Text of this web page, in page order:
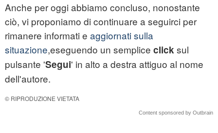
Anche per oggi abbiamo concluso, nonostante
ciò, vi proponiamo di continuare a seguirci per
rimanere informati e aggiornati sulla
situazione,eseguendo un semplice clicksul
pulsante 'Segui' in alto a destra attiguo al nome
dell'autore.
© RIPRODUZIONE VIETATA
Content sponsored by Outbrain